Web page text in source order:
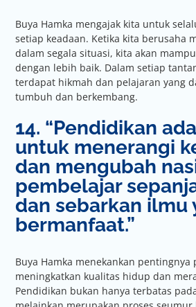
Buya Hamka mengajak kita untuk
setiap keadaan. Ketika kita berusaha
dalam segala situasi, kita akan
dengan lebih baik. Dalam setiap
terdapat hikmah dan pelajaran yang
tumbuh dan berkembang.
14. “Pendidikan
untuk menerangi
dan mengubah
pembelajar
dan sebarkan ilmu
bermanfaat.”
Buya Hamka menekankan
meningkatkan kualitas hidup dan
Pendidikan bukan hanya terbatas